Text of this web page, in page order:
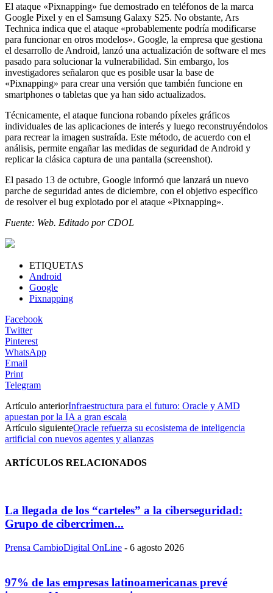
El ataque «Pixnapping» fue demostrado en teléfonos de la marca
Google Pixel y en el Samsung Galaxy S25. No obstante, Ars
Technica indica que el ataque «probablemente podría modificarse
para funcionar en otros modelos». Google, la empresa que gestiona
el desarrollo de Android, lanzó una actualización de software el mes
pasado para solucionar la vulnerabilidad. Sin embargo, los
investigadores señalaron que es posible usar la base de
«Pixnapping» para crear una versión que también funcione en
smartphones o tabletas que ya han sido actualizados.
Técnicamente, el ataque funciona robando píxeles gráficos
individuales de las aplicaciones de interés y luego reconstruyéndolos
para recrear la imagen sustraída. Este método, de acuerdo con el
análisis, permite engañar las medidas de seguridad de Android y
replicar la clásica captura de una pantalla (screenshot).
El pasado 13 de octubre, Google informó que lanzará un nuevo
parche de seguridad antes de diciembre, con el objetivo específico
de resolver el bug explotado por el ataque «Pixnapping».
Fuente: Web. Editado por CDOL
ETIQUETAS
Android
Google
Pixnapping
Facebook
Twitter
Pinterest
WhatsApp
Email
Print
Telegram
Artículo anteriorInfraestructura para el futuro: Oracle y AMD
apuestan por la IA a gran escala
Artículo siguienteOracle refuerza su ecosistema de inteligencia
artificial con nuevos agentes y alianzas
ARTÍCULOS RELACIONADOS
La llegada de los “carteles” a la ciberseguridad:
Grupo de cibercrimen...
Prensa CambioDigital OnLine - 6 agosto 2026
97% de las empresas latinoamericanas prevé